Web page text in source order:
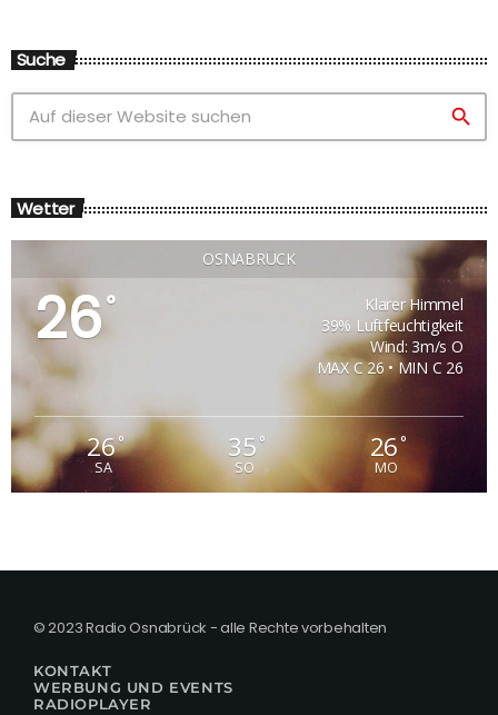
Suche
search
Wetter
OSNABRÜCK
26°
Klarer Himmel
39% Luftfeuchtigkeit
Wind: 3m/s O
MAX C 26 • MIN C 26
26°
SA
35 °
SO
26°
MO
© 2023 Radio Osnabrück - alle Rechte vorbehalten
KONTAKT
WERBUNG UND EVENTS
RADIOPLAYER